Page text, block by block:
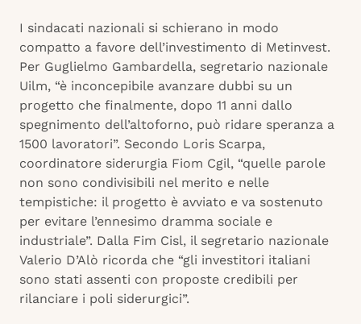
I sindacati nazionali si schierano in modo
compatto a favore dell’investimento di Metinvest.
Per Guglielmo Gambardella, segretario nazionale
Uilm, “è inconcepibile avanzare dubbi su un
progetto che finalmente, dopo 11 anni dallo
spegnimento dell’altoforno, può ridare speranza a
1500 lavoratori”. Secondo Loris Scarpa,
coordinatore siderurgia Fiom Cgil, “quelle parole
non sono condivisibili nel merito e nelle
tempistiche: il progetto è avviato e va sostenuto
per evitare l’ennesimo dramma sociale e
industriale”. Dalla Fim Cisl, il segretario nazionale
Valerio D’Alò ricorda che “gli investitori italiani
sono stati assenti con proposte credibili per
rilanciare i poli siderurgici”.